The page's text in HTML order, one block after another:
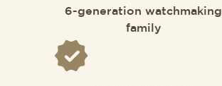
6-generation watchmaking
family